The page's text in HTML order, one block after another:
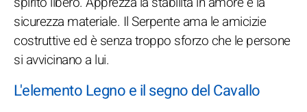
sicurezza materiale. Il Serpente ama le amicizie
costruttive ed è senza troppo sforzo che le persone
si avvicinano a lui.
L'elemento Legno e il segno del Cavallo